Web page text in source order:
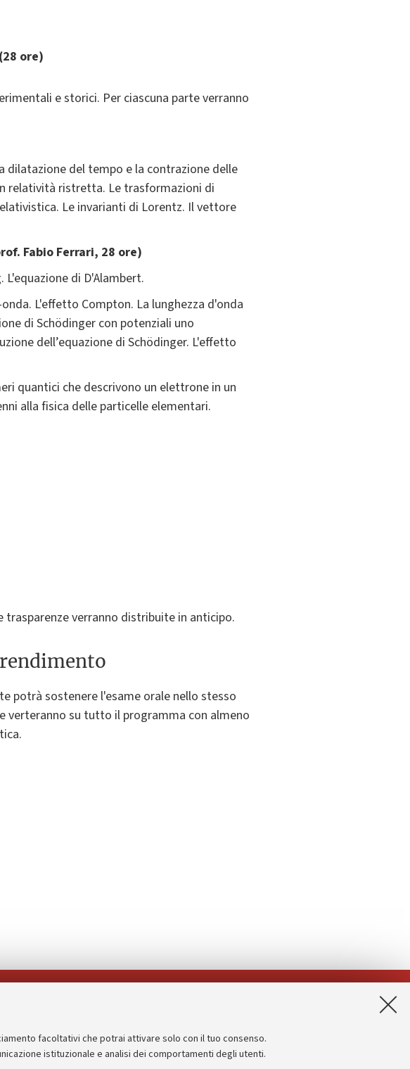
facoltativi che potrai attivare solo con il tuo consenso.
istituzionale e analisi dei comportamenti degli utenti.
ore)
e storici. Per ciascuna parte verranno
del tempo e la contrazione delle
relatività ristretta. Le trasformazioni di
Le invarianti di Lorentz. Il vettore
Fabio Ferrari, 28 ore)
di D'Alambert.
L'effetto Compton. La lunghezza d'onda
di Schödinger con potenziali uno
dell’equazione di Schödinger. L'effetto
quantici che descrivono un elettrone in un
alla fisica delle particelle elementari.
trasparenze verranno distribuite in anticipo.
potrà sostenere l'esame orale nello stesso
verteranno su tutto il programma con almeno
concorsi
Informazioni sul sito e accessibilità